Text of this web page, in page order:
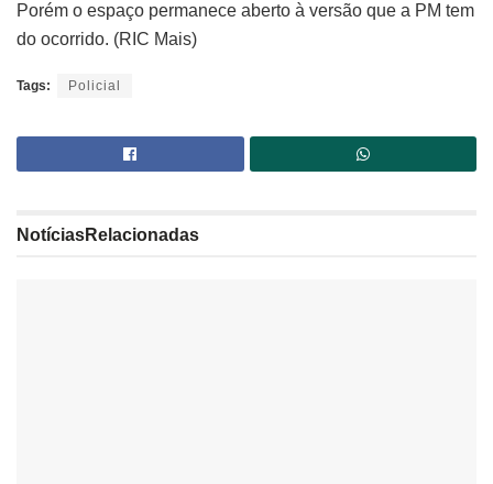
Porém o espaço permanece aberto à versão que a PM tem
do ocorrido. (RIC Mais)
Tags: Policial
NotíciasRelacionadas